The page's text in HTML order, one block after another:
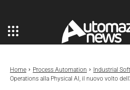
Home Process Automation Industrial
Operations alla Physical AI, il nuovo volto